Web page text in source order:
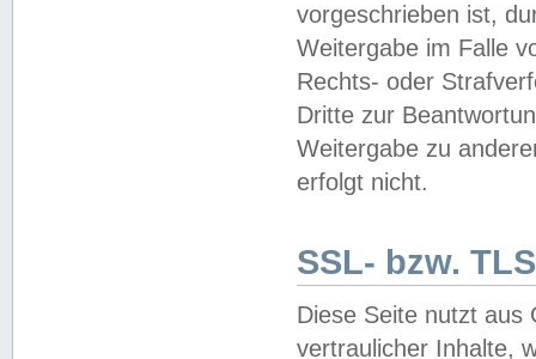
vorgeschrieben ist,
Weitergabe im Falle
Rechts- oder
Dritte zur
Weitergabe zu
erfolgt nicht.
SSL- bzw.
Diese Seite nutzt aus
vertraulicher Inhalte,